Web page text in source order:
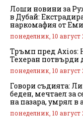
Лоши новини за
в Дубай:
наркомафия от
понеделник, 10 август
Тръмп пред Axios:
Техеран потвърди
понеделник, 10 август
Говори съдията:
беден, мечтаел за
на пазара, умрял в
понеделник, 10 август